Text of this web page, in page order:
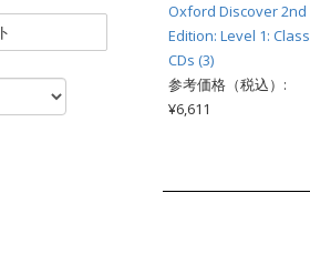
Oxford Discover 2nd
Edition: Level 1: Class
CDs (3)
参考価格（税込）:
¥6,611